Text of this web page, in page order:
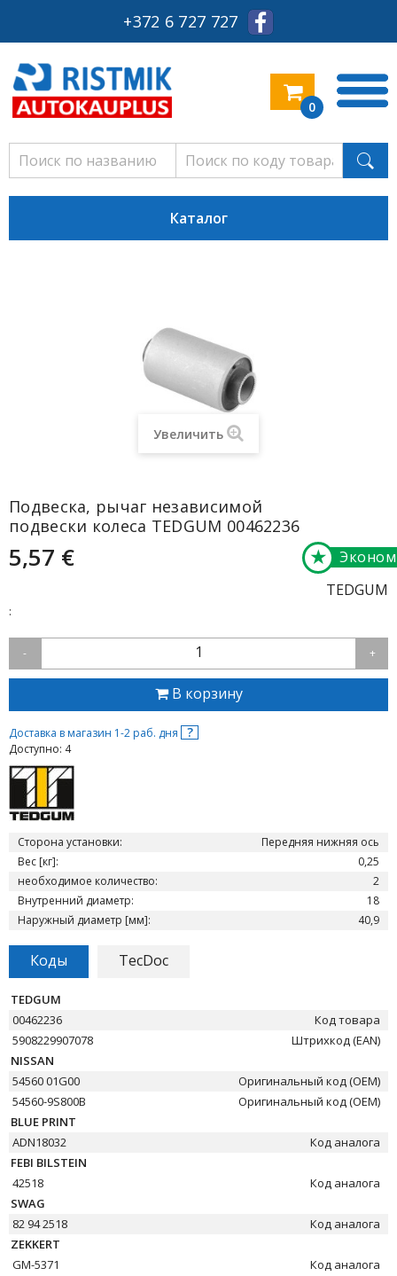
+372 6 727 727
0
Каталог
Увеличить
Подвеска, рычаг независимой
подвески колеса TEDGUM 00462236
5,57 € Эконом
★
TEDGUM
:
- 1 +
В корзину
Доставка в магазин 1-2 раб. дня ?
Доступно: 4
Сторона установки:
Передняя нижняя ось
Вес [кг]:
0,25
необходимое количество:
2
Внутренний диаметр:
18
Наружный диаметр [мм]:
40,9
Коды TecDoc
TEDGUM
00462236
Код товара
5908229907078
Штрихкод (EAN)
NISSAN
54560 01G00
Оригинальный код (OEM)
54560-9S800B
Оригинальный код (OEM)
BLUE PRINT
ADN18032
Код аналога
FEBI BILSTEIN
42518
Код аналога
SWAG
82 94 2518
Код аналога
ZEKKERT
GM-5371
Код аналога